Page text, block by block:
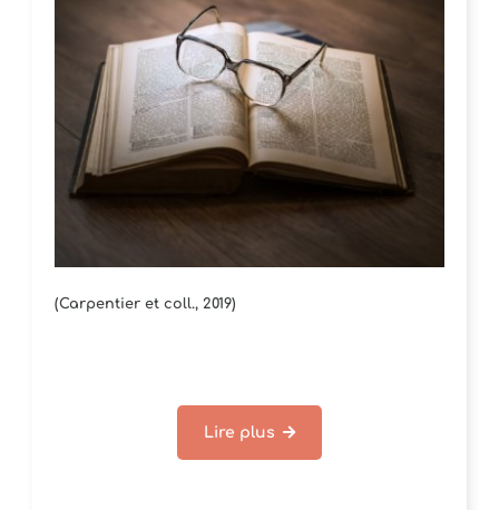
(Carpentier et coll., 2019)
Lire plus